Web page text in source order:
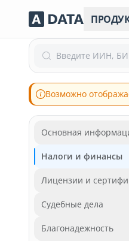
Введите ИИН,
Возможно
Основная
Налоги и финансы
Лицензии и
Судебные дела
Благонадежность